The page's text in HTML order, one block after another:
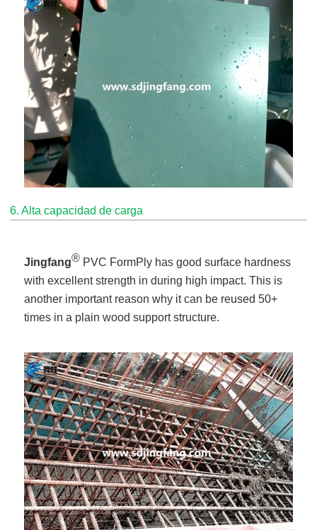
6. Alta capacidad de carga
Jingfang® PVC FormPly has good surface hardness
with excellent strength in during high impact. This is
another important reason why it can be reused 50+
times in a plain wood support structure.